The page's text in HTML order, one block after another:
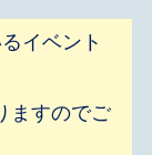
イベント
ますのでご